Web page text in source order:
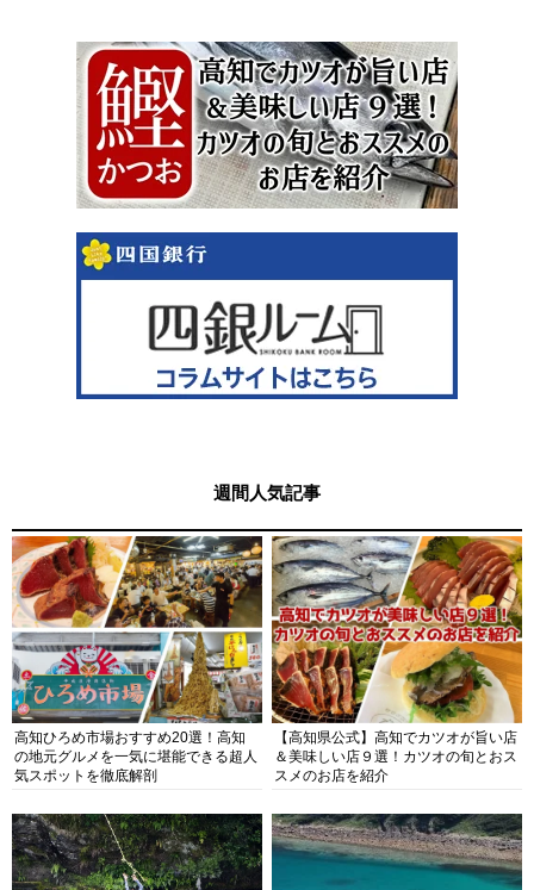
週間人気記事
高知ひろめ市場おすすめ20選！高知
の地元グルメを一気に堪能できる超人
気スポットを徹底解剖
【高知県公式】高知でカツオが旨い店
＆美味しい店９選！カツオの旬とおス
スメのお店を紹介